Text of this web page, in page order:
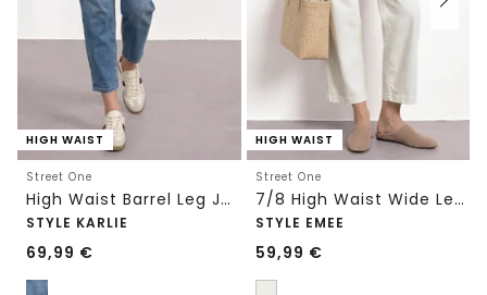
HIGH WAIST
Street One
High Waist Barrel Leg Jeans im Loose Fit
STYLE KARLIE
69,99 €
HIGH WAIST
Street One
7/8 High Waist Wide Leg Jeans im Loose Fit
STYLE EMEE
59,99 €